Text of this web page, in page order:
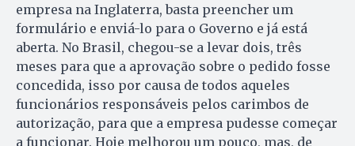
empresa na Inglaterra, basta preencher um
formulário e enviá-lo para o Governo e já está
aberta. No Brasil, chegou-se a levar dois, três
meses para que a aprovação sobre o pedido fosse
concedida, isso por causa de todos aqueles
funcionários responsáveis pelos carimbos de
autorização, para que a empresa pudesse começar
a funcionar. Hoje melhorou um pouco, mas, de